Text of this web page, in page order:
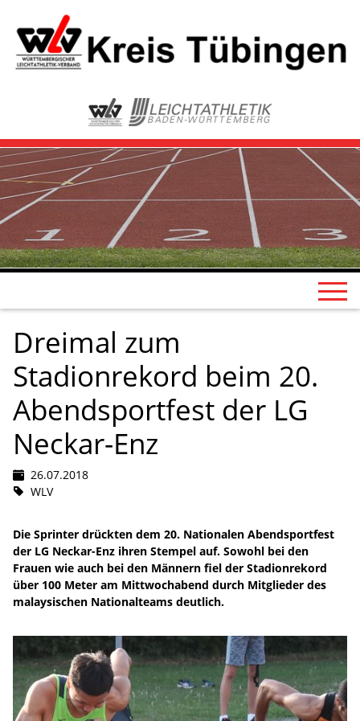
Dreimal zum
Stadionrekord beim 20.
Abendsportfest der LG
Neckar-Enz
26.07.2018
WLV
Die Sprinter drückten dem 20. Nationalen Abendsportfest
der LG Neckar-Enz ihren Stempel auf. Sowohl bei den
Frauen wie auch bei den Männern fiel der Stadionrekord
über 100 Meter am Mittwochabend durch Mitglieder des
malaysischen Nationalteams deutlich.